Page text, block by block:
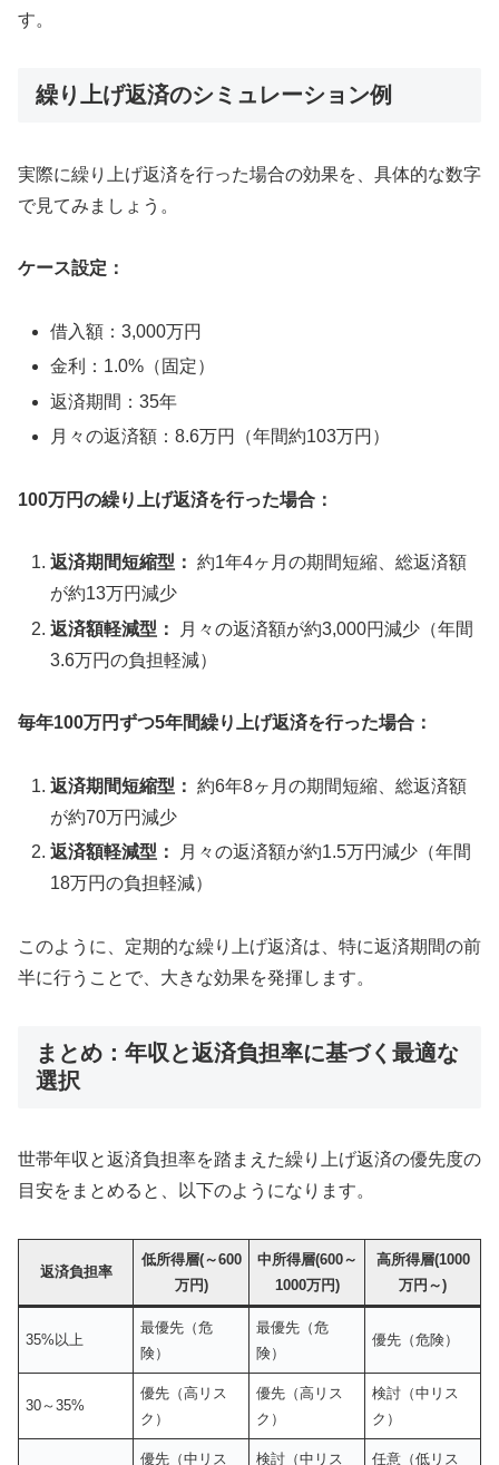
す。
繰り上げ返済のシミュレーション例
実際に繰り上げ返済を行った場合の効果を、具体的な数字
で見てみましょう。
ケース設定：
借入額：3,000万円
金利：1.0%（固定）
返済期間：35年
月々の返済額：8.6万円（年間約103万円）
100万円の繰り上げ返済を行った場合：
返済期間短縮型： 約1年4ヶ月の期間短縮、総返済額
が約13万円減少
返済額軽減型：
月々の返済額が約3,000円減少（年間
3.6万円の負担軽減）
毎年100万円ずつ5年間繰り上げ返済を行った場合：
返済期間短縮型： 約6年8ヶ月の期間短縮、総返済額
が約70万円減少
返済額軽減型：
月々の返済額が約1.5万円減少（年間
18万円の負担軽減）
このように、定期的な繰り上げ返済は、特に返済期間の前
半に行うことで、大きな効果を発揮します。
まとめ：年収と返済負担率に基づく最適な
選択
世帯年収と返済負担率を踏まえた繰り上げ返済の優先度の
目安をまとめると、以下のようになります。
返済負担率
低所得層(～600
万円)
中所得層(600～
1000万円)
高所得層(1000
万円～)
35%以上
最優先（危
険）
最優先（危
険）
優先（危険）
30～35%
優先（高リス
ク）
優先（高リス
ク）
検討（中リス
ク）
優先（中リス 検討（中リス 任意（低リス